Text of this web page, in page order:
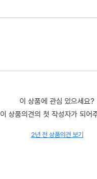
이 상품에 관심 있으세요?
이 상품의견의 첫 작성자가 되어
2년 전 상품의견 보기